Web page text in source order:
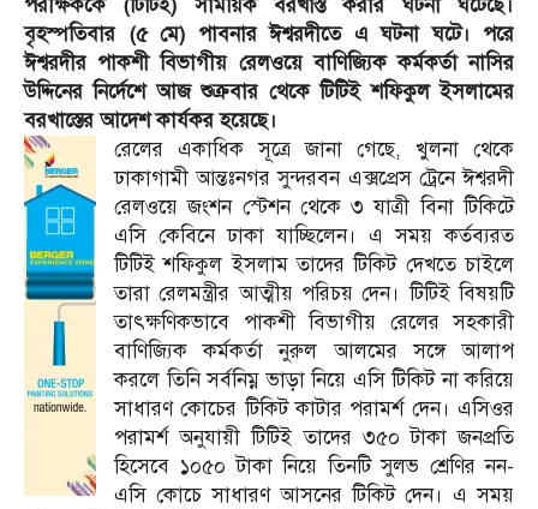
পরীক্ষককে (টিটিই) সাময়িক বরখাস্ত করার ঘটনা ঘটেছে।
বৃহস্পতিবার (৫ মে) পাবনার ঈশ্বরদীতে এ ঘটনা ঘটে। পরে
ঈশ্বরদীর পাকশী বিভাগীয় রেলওয়ে বাণিজ্যিক কর্মকর্তা নাসির
উদ্দিনের নির্দেশে আজ শুক্রবার থেকে টিটিই শফিকুল ইসলামের
বরখাস্তের আদেশ কার্যকর হয়েছে।
রেলের একাধিক সূত্রে জানা গেছে, খুলনা থেকে
ঢাকাগামী আন্তঃনগর সুন্দরবন এক্সপ্রেস ট্রেনে ঈশ্বরদী
রেলওয়ে জংশন স্টেশন থেকে ৩ যাত্রী বিনা টিকিটে
এসি কেবিনে ঢাকা যাচ্ছিলেন। এ সময় কর্তব্যরত
টিটিই শফিকুল ইসলাম তাদের টিকিট দেখতে চাইলে
তারা রেলমন্ত্রীর আত্মীয় পরিচয় দেন। টিটিই বিষয়টি
তাৎক্ষণিকভাবে পাকশী বিভাগীয় রেলের সহকারী
বাণিজ্যিক কর্মকর্তা নুরুল আলমের সঙ্গে আলাপ
করলে তিনি সর্বনিম্ন ভাড়া নিয়ে এসি টিকিট না করিয়ে
সাধারণ কোচের টিকিট কাটার পরামর্শ দেন। এসিওর
পরামর্শ অনুযায়ী টিটিই তাদের ৩৫০ টাকা জনপ্রতি
হিসেবে ১০৫০ টাকা নিয়ে তিনটি সুলভ শ্রেণির নন-
এসি কোচে সাধারণ আসনের টিকিট দেন। এ সময়